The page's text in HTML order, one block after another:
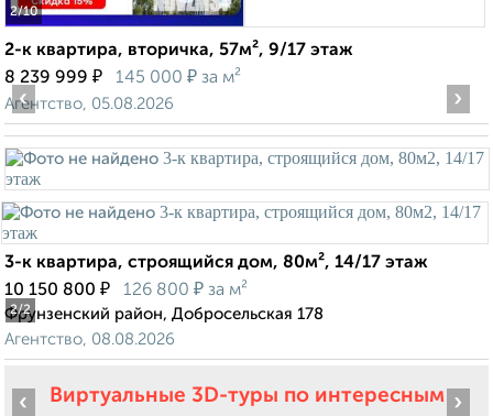
2/10
2-к квартира, вторичка, 57м², 9/17 этаж
8 239 999 ₽ 145 000 ₽ за м²
Агентство, 05.08.2026
2/2
‹ ›
3-к квартира, строящийся дом, 80м², 14/17 этаж
10 150 800 ₽ 126 800 ₽ за м²
Фрунзенский район, Добросельская 178
Агентство, 08.08.2026
Виртуальные 3D-туры по интересным
‹ ›